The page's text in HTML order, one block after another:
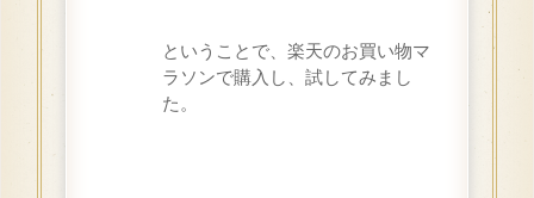
ということで、楽天のお買い物マ
ラソンで購入し、試してみまし
た。